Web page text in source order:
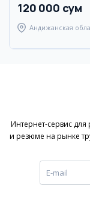
120 000 сум
Андижанская
Интернет-сервис
и резюме на рынке